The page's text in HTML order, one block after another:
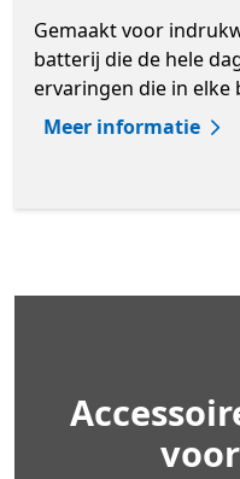
Gemaakt voor
batterij die de hele
ervaringen die in
Meer informatie